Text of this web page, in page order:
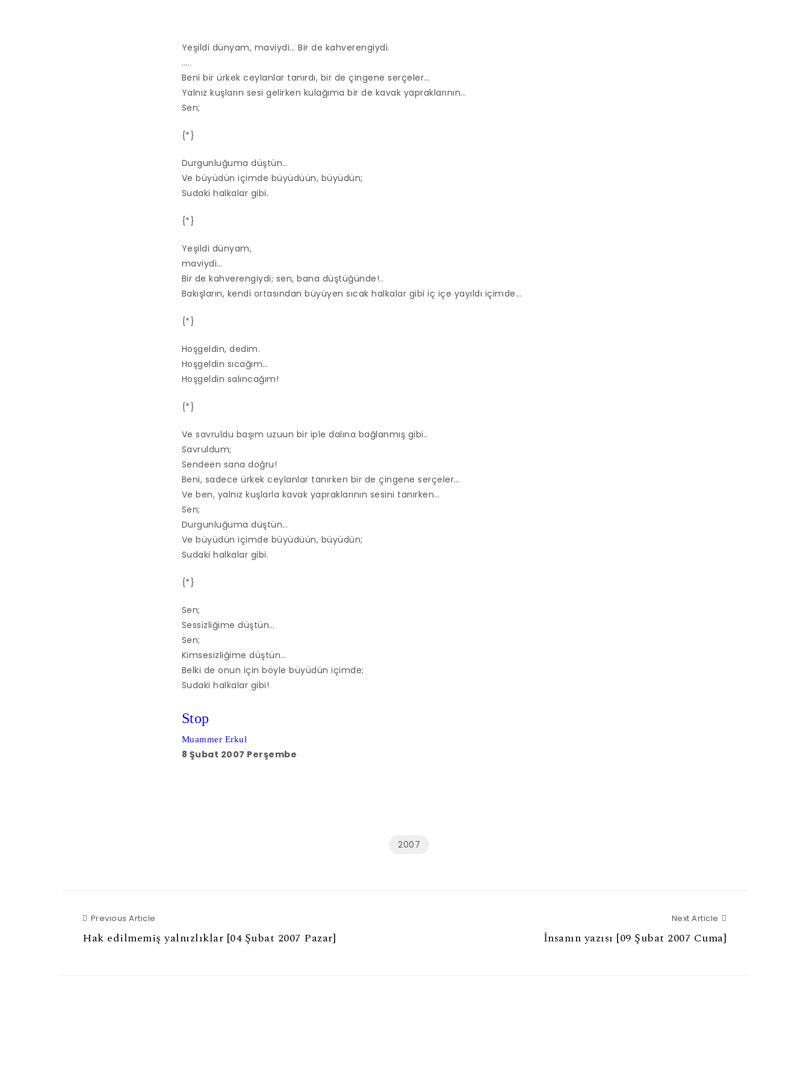
Yeşildi dünyam, maviydi… Bir de kahverengiydi.
…..
Beni bir ürkek ceylanlar tanırdı, bir de çingene serçeler…
Yalnız kuşların sesi gelirken kulağıma bir de kavak yapraklarının…
Sen;
{*}
Durgunluğuma düştün…
Ve büyüdün içimde büyüdüün, büyüdün;
Sudaki halkalar gibi.
{*}
Yeşildi dünyam,
maviydi…
Bir de kahverengiydi; sen, bana düştüğünde!..
Bakışların, kendi ortasından büyüyen sıcak halkalar gibi iç içe yayıldı içimde…
{*}
Hoşgeldin, dedim.
Hoşgeldin sıcağım…
Hoşgeldin salıncağım!
{*}
Ve savruldu başım uzuun bir iple dalına bağlanmış gibi..
Savruldum;
Sendeen sana doğru!
Beni, sadece ürkek ceylanlar tanırken bir de çingene serçeler…
Ve ben, yalnız kuşlarla kavak yapraklarının sesini tanırken…
Sen;
Durgunluğuma düştün…
Ve büyüdün içimde büyüdüün, büyüdün;
Sudaki halkalar gibi.
{*}
Sen;
Sessizliğime düştün…
Sen;
Kimsesizliğime düştün…
Belki de onun için böyle büyüdün içimde;
Sudaki halkalar gibi!
Stop
Muammer Erkul
8 Şubat 2007 Perşembe
2007
Previous Article
Hak edilmemiş yalnızlıklar [04 Şubat 2007 Pazar]
Next Article
İnsanın yazısı [09 Şubat 2007 Cuma]